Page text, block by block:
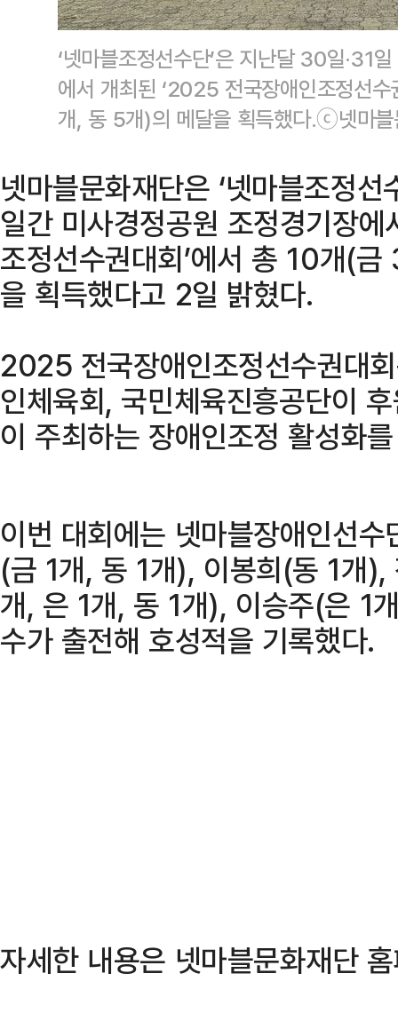
‘넷마블조정선수단’은 지난달 30일·31
에서 개최된 ‘2025 전국장애인조정선
개, 동 5개)의 메달을 획득했다.ⓒ넷마블
넷마블문화재단은 ‘넷마블조정
일간 미사경정공원 조정경기장
조정선수권대회’에서 총 10개(
을 획득했다고 2일 밝혔다.
2025 전국장애인조정선수권대
인체육회, 국민체육진흥공단이
이 주최하는 장애인조정 활성화
이번 대회에는 넷마블장애인선
(금 1개, 동 1개), 이봉희(동 1개
개, 은 1개, 동 1개), 이승주(은 1
수가 출전해 호성적을 기록했다.
자세한 내용은 넷마블문화재단